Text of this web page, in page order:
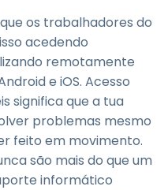
os trabalhadores do
acedendo
remotamente
e iOS. Acesso
significa que a tua
problemas mesmo
feito em movimento.
são mais do que um
informático